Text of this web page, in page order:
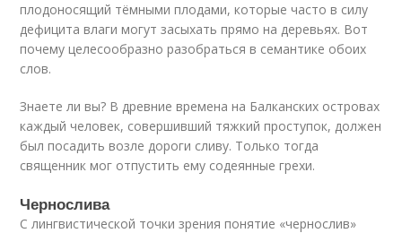
плодоносящий тёмными плодами, которые часто в силу
дефицита влаги могут засыхать прямо на деревьях. Вот
почему целесообразно разобраться в семантике обоих
слов.
Знаете ли вы? В древние времена на Балканских островах
каждый человек, совершивший тяжкий проступок, должен
был посадить возле дороги сливу. Только тогда
священник мог отпустить ему содеянные грехи.
Чернослива
С лингвистической точки зрения понятие «чернослив»